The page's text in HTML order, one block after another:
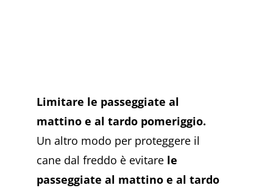
Limitare le passeggiate al
mattino e al tardo pomeriggio.
Un altro modo per proteggere il
cane dal freddo è evitare le
passeggiate al mattino e al tardo